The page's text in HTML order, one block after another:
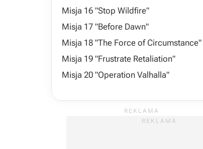
Misja 16 "Stop Wildfire"
Misja 17 "Before Dawn"
Misja 18 "The Force of Circumstance"
Misja 19 "Frustrate Retaliation"
Misja 20 "Operation Valhalla"